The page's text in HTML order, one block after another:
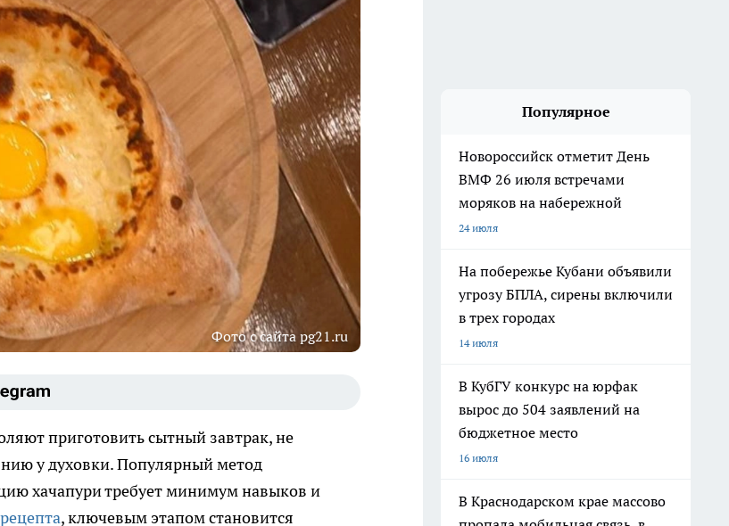
Фото с сайта pg21.ru
приготовить сытный завтрак, не
у духовки. Популярный метод
хачапури требует минимум навыков и
, ключевым этапом становится
Популярное
Новороссийск отметит День
ВМФ 26 июля встречами
моряков на набережной
24 июля
На побережье Кубани объявили
угрозу БПЛА, сирены включили
в трех городах
14 июля
В КубГУ конкурс на юрфак
вырос до 504 заявлений на
бюджетное место
16 июля
В Краснодарском крае массово